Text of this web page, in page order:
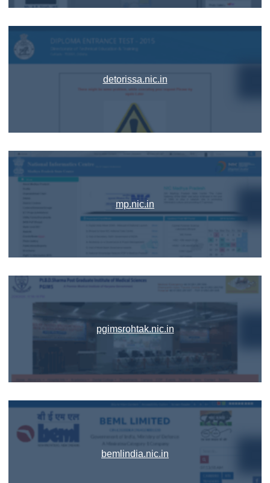
detorissa.nic.in
mp.nic.in
pgimsrohtak.nic.in
bemlindia.nic.in